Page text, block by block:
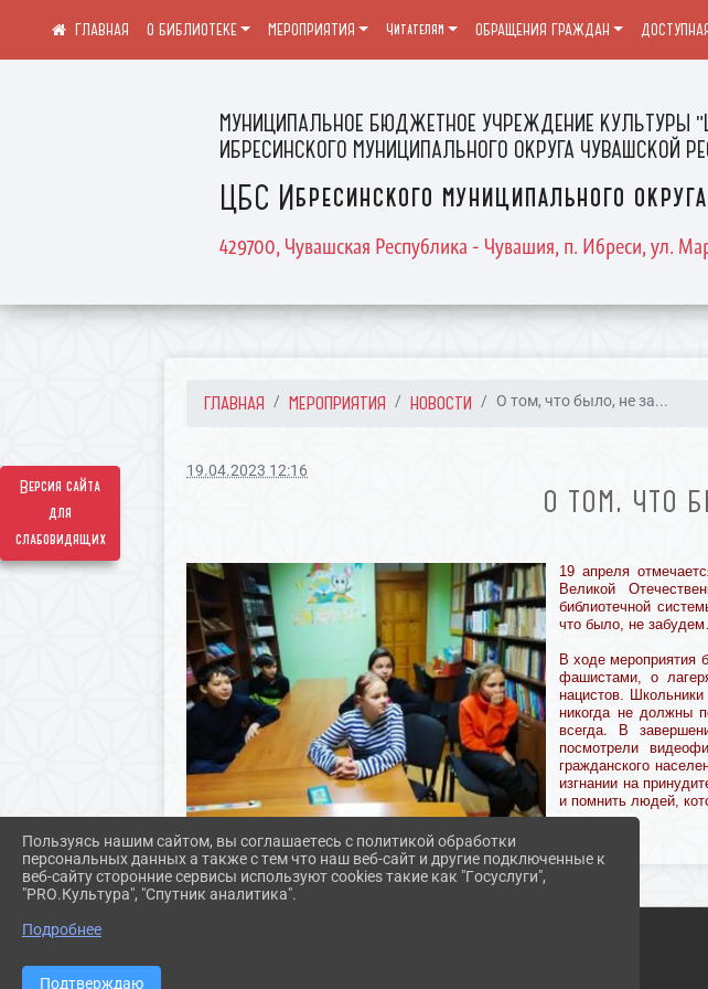
Версия сайта
для
слабовидящих
МУНИЦИПАЛЬНОЕ БЮДЖЕТНОЕ УЧРЕЖДЕНИЕ КУЛЬТУРЫ
ИБРЕСИНСКОГО МУНИЦИПАЛЬНОГО ОКРУГА ЧУВАШСКОЙ
ЦБС Ибресинского муниципального округа
429700, Чувашская Республика - Чувашия, п. Ибреси, ул.
О БИБЛИОТЕКЕ МЕРОПРИЯТИЯ Читателям ОБРАЩЕНИЯ ГРАЖДАН
ГЛАВНАЯ МЕРОПРИЯТИЯ НОВОСТИ О том, что было, не за...
19.04.2023 12:16
О ТОМ, ЧТО
19 апреля
Великой
библиотечной
что было, не
В ходе мероприятия
фашистами, о
нацистов.
никогда не должны
всегда.
В
посмотрели
гражданского
изгнании на
и помнить людей,
Пользуясь нашим сайтом, вы соглашаетесь с политикой обработки
персональных данных а также с тем что наш веб-сайт и другие подключенные к
веб-сайту сторонние сервисы используют cookies такие как "Госуслуги",
"PRO.Культура", "Спутник аналитика".
Подробнее
Подтверждаю